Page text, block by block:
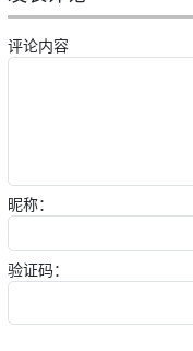
评论内容
昵称：
验证码：